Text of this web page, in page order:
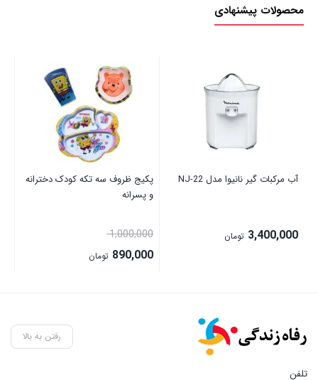
محصولات پیشنهادی
آب مرکبات گیر نانیوا مدل NJ-22
3,400,000 تومان
پکیج ظروف سه تکه کودک دخترانه
و پسرانه
1,000,000قیمت
اصلی: 890,000 تومان
رفتن به بالا
تلفن